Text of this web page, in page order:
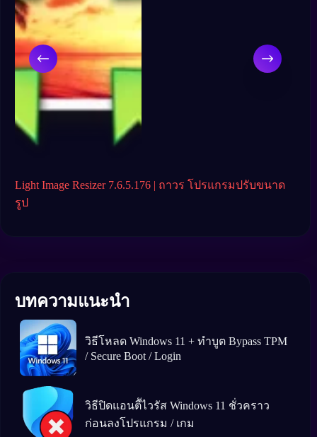
Light Image Resizer 7.6.5.176 | ถาวร โปรแกรมปรับขนาด
รูป
บทความแนะนำ
วิธีโหลด Windows 11 + ทำบูต Bypass TPM
/ Secure Boot / Login
วิธีปิดแอนตีัไวรัส Windows 11 ชั่วคราว
ก่อนลงโปรแกรม / เกม